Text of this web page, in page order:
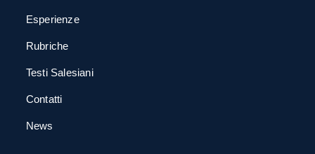
Esperienze
Rubriche
Testi Salesiani
Contatti
News